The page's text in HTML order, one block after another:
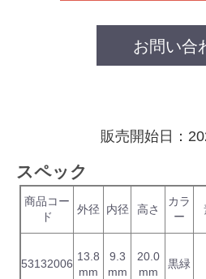
お問い合
販売開始日：
スペック
商品コー
ド
外径 内径 高さ
カラ
ー
53132006
13.8
mm
9.3
mm
20.0
mm
黒緑